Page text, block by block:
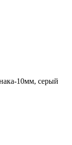
10мм, серый